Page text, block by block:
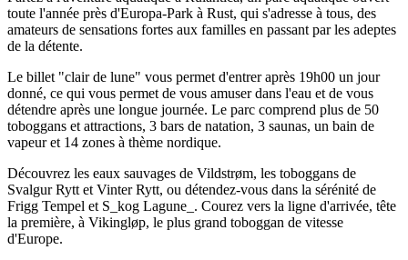
toute l'année près d'Europa-Park à Rust, qui s'adresse à tous, des
amateurs de sensations fortes aux familles en passant par les adeptes
de la détente.
Le billet "clair de lune" vous permet d'entrer après 19h00 un jour
donné, ce qui vous permet de vous amuser dans l'eau et de vous
détendre après une longue journée. Le parc comprend plus de 50
toboggans et attractions, 3 bars de natation, 3 saunas, un bain de
vapeur et 14 zones à thème nordique.
Découvrez les eaux sauvages de Vildstrøm, les toboggans de
Svalgur Rytt et Vinter Rytt, ou détendez-vous dans la sérénité de
Frigg Tempel et S_kog Lagune_. Courez vers la ligne d'arrivée, tête
la première, à Vikingløp, le plus grand toboggan de vitesse
d'Europe.